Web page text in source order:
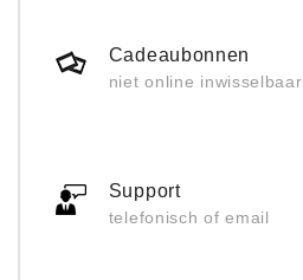
Cadeaubonnen
niet online inwisselbaar
Support
telefonisch of email